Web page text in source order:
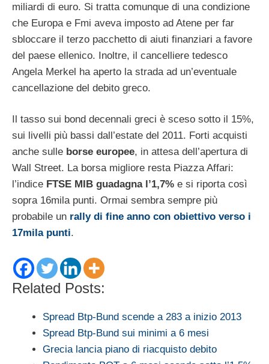
miliardi di euro. Si tratta comunque di una condizione
che Europa e Fmi aveva imposto ad Atene per far
sbloccare il terzo pacchetto di aiuti finanziari a favore
del paese ellenico. Inoltre, il cancelliere tedesco
Angela Merkel ha aperto la strada ad un’eventuale
cancellazione del debito greco.
Il tasso sui bond decennali greci è sceso sotto il 15%,
sui livelli più bassi dall’estate del 2011. Forti acquisti
anche sulle borse europee, in attesa dell’apertura di
Wall Street. La borsa migliore resta Piazza Affari:
l’indice FTSE MIB guadagna l’1,7% e si riporta così
sopra 16mila punti. Ormai sembra sempre più
probabile un rally di fine anno con obiettivo verso i
17mila punti.
Related Posts:
Spread Btp-Bund scende a 283 a inizio 2013
Spread Btp-Bund sui minimi a 6 mesi
Grecia lancia piano di riacquisto debito